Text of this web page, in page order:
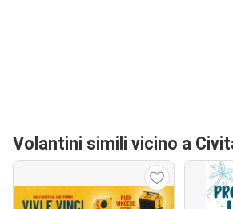
Volantini simili vicino a